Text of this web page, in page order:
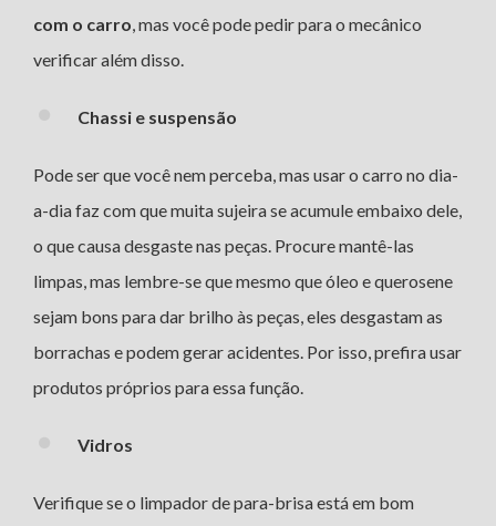
com o carro, mas você pode pedir para o mecânico
verificar além disso.
Chassi e suspensão
Pode ser que você nem perceba, mas usar o carro no dia-
a-dia faz com que muita sujeira se acumule embaixo dele,
o que causa desgaste nas peças. Procure mantê-las
limpas, mas lembre-se que mesmo que óleo e querosene
sejam bons para dar brilho às peças, eles desgastam as
borrachas e podem gerar acidentes. Por isso, prefira usar
produtos próprios para essa função.
Vidros
Verifique se o limpador de para-brisa está em bom